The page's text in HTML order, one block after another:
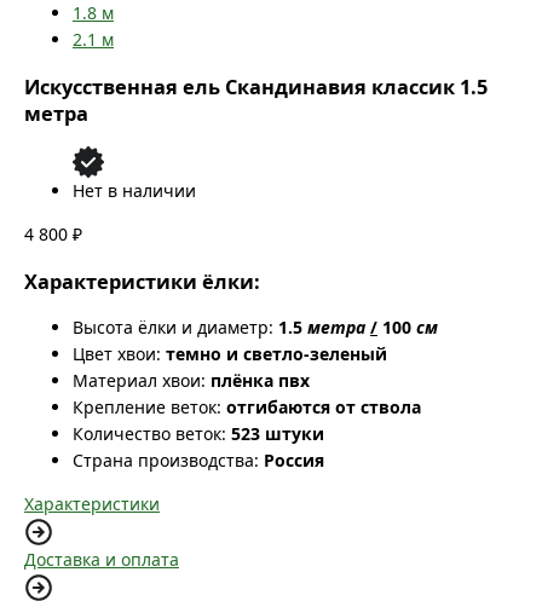
1.8 м
2.1 м
Искусственная ель Скандинавия классик 1.5
метра
Нет в наличии
4 800 ₽
Характеристики ёлки:
Высота ёлки и диаметр: 1.5 метра / 100 см
Цвет хвои: темно и светло-зеленый
Материал хвои: плёнка пвх
Крепление веток: отгибаются от ствола
Количество веток: 523 штуки
Страна производства: Россия
Характеристики
Доставка и оплата